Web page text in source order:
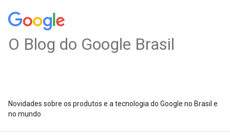
O Blog do Google Brasil
Novidades sobre os produtos e a tecnologia do Google no Brasil e
no mundo